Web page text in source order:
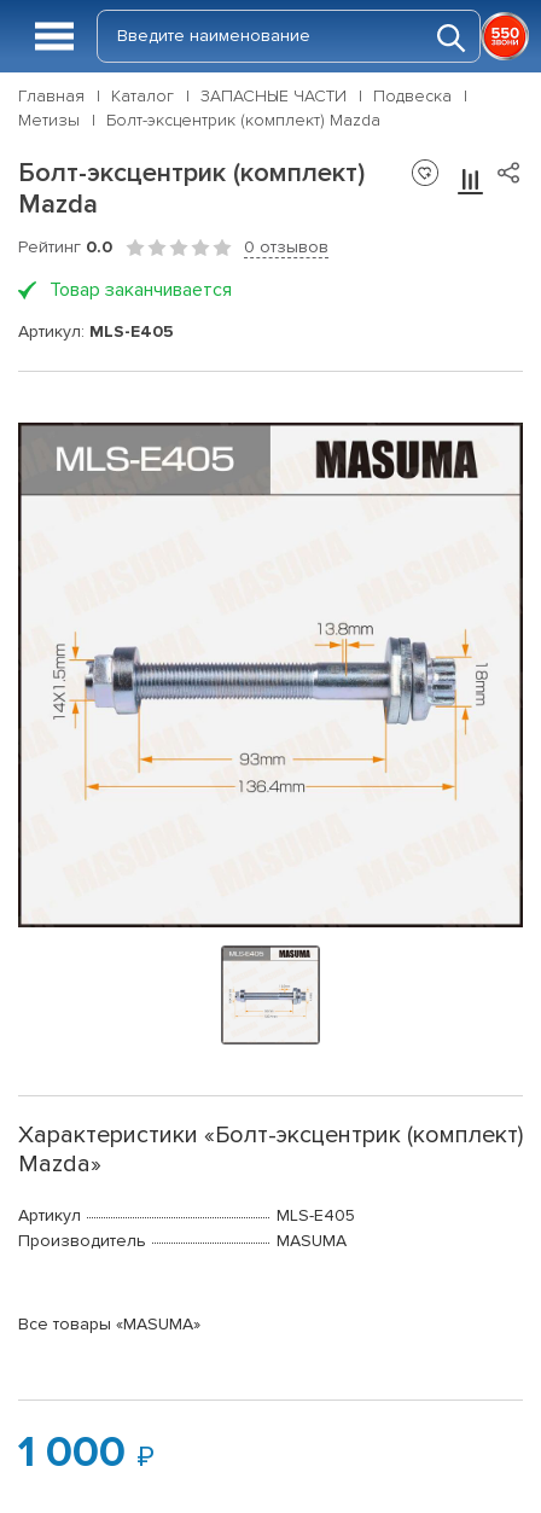
Главная Каталог ЗАПАСНЫЕ ЧАСТИ
Подвеска
Метизы
Болт-эксцентрик (комплект) Mazda
Болт-эксцентрик (комплект)
Mazda
Рейтинг 0.0 0 отзывов
Товар заканчивается
Артикул: MLS-E405
Характеристики «Болт-эксцентрик (комплект)
Mazda»
Артикул
MLS-E405
Производитель
MASUMA
Все товары «MASUMA»
1 000